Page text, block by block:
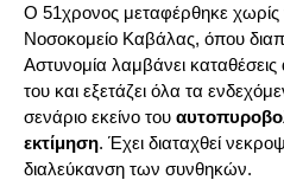
Ο 51χρονος μεταφέρθηκε χωρίς
Νοσοκομείο Καβάλας, όπου
Αστυνομία λαμβάνει
του και εξετάζει όλα τα
σενάριο εκείνο του
εκτίμηση. Έχει διαταχθεί
διαλεύκανση των συνθηκών.